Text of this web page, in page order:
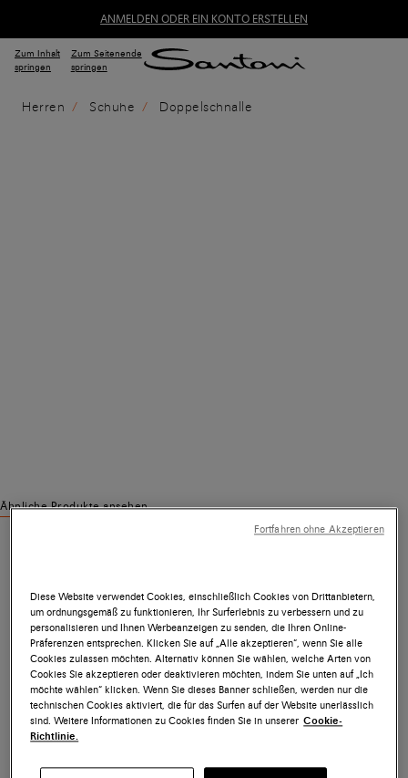
ANMELDEN ODER EIN KONTO ERSTELLEN
Zum Inhalt
springen
Zum Seitenende
springen
Herren Schuhe Doppelschnalle
Ähnliche Produkte ansehen
Diese Website verwendet Cookies, einschließlich Cookies von Drittanbietern,
um ordnungsgemäß zu funktionieren, Ihr Surferlebnis zu verbessern und zu
personalisieren und Ihnen Werbeanzeigen zu senden, die Ihren Online-
Präferenzen entsprechen. Klicken Sie auf „Alle akzeptieren“, wenn Sie alle
Cookies zulassen möchten. Alternativ können Sie wählen, welche Arten von
Cookies Sie akzeptieren oder deaktivieren möchten, indem Sie unten auf „Ich
möchte wählen“ klicken. Wenn Sie dieses Banner schließen, werden nur die
technischen Cookies aktiviert, die für das Surfen auf der Website unerlässlich
sind. Weitere Informationen zu Cookies finden Sie in unserer Cookie-
Richtlinie.
Fortfahren ohne Akzeptieren